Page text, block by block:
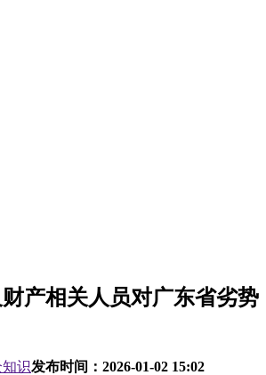
产相关人员对广东省劣势
识发布时间： 2026-01-02 15:02